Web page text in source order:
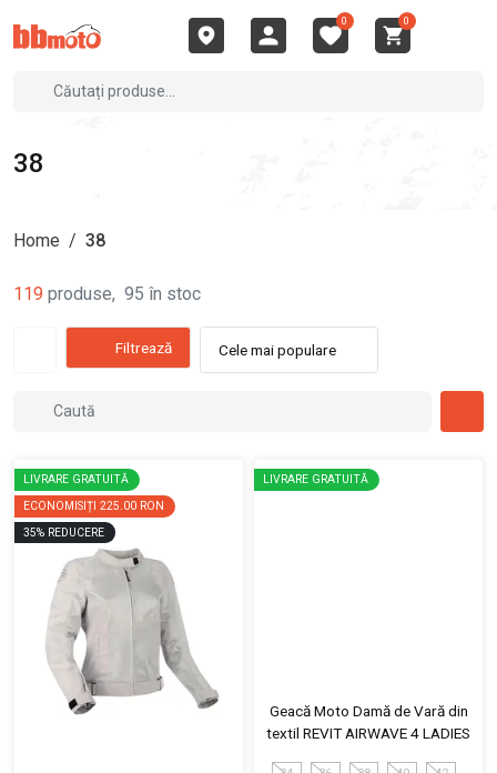
0 0
38
Home / 38
119 produse, 95 în stoc
Filtrează Cele mai populare
LIVRARE GRATUITĂ
ECONOMISIȚI 225.00 RON
35% REDUCERE
LIVRARE GRATUITĂ
Geacă Moto Damă de Vară din
textil REVIT AIRWAVE 4 LADIES